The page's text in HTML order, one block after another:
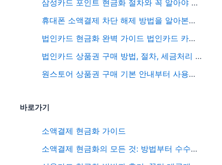
삼성카드 포인트 현금화 절차와 꼭 알아야 할 포인트 현금화 주의사항
휴대폰 소액결제 차단 해제 방법을 알아본다면 여기서 정확하게 알고가자
법인카드 현금화 완벽 가이드 법인카드 카드깡의 실체까지 모두 공유
법인카드 상품권 구매 방법, 절차, 세금처리 3가지 중요한 정보 공유
원스토어 상품권 구매 기본 안내부터 사용후기, 추천 상품, 종류 및 특징 활용방법 핵심파악하기
바로가기
소액결제 현금화 가이드
소액결제 현금화의 모든 것: 방법부터 수수료까지 총정리